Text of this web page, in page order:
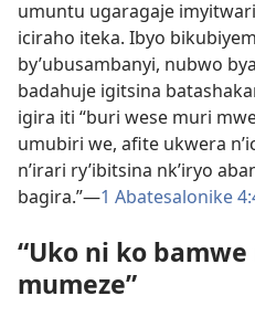
umuntu ugaragaje
iciraho iteka. Ibyo
by’ubusambanyi, nubwo
badahuje igitsina
igira iti “buri wese muri
umubiri we, afite ukwera
n’irari ry’ibitsina nk’iryo
bagira.”—1 Abatesalonike
“Uko ni ko
mumeze”